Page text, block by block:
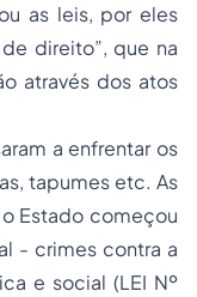
as leis, por eles
direito”, que na
através dos atos
a enfrentar os
tapumes etc. As
Estado começou
- crimes contra a
e social (LEI Nº